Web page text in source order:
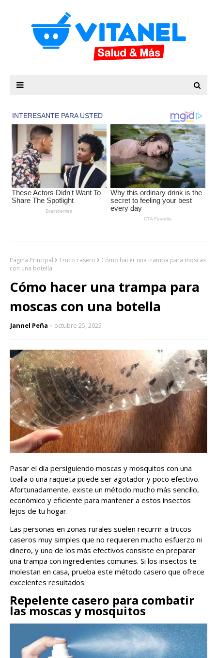
Página Principal Truco casero
Cómo hacer una trampa para moscas
con una botella
Cómo hacer una trampa para
moscas con una botella
Jannel Peña octubre 25, 2025
Pasar el día persiguiendo moscas y mosquitos con una
toalla o una raqueta puede ser agotador y poco efectivo.
Afortunadamente, existe un método mucho más sencillo,
económico y eficiente para mantener a estos insectos
lejos de tu hogar.
Las personas en zonas rurales suelen recurrir a trucos
caseros muy simples que no requieren mucho esfuerzo ni
dinero, y uno de los más efectivos consiste en preparar
una trampa con ingredientes comunes. Si los insectos te
molestan en casa, prueba este método casero que ofrece
excelentes resultados.
Repelente casero para combatir
las moscas y mosquitos